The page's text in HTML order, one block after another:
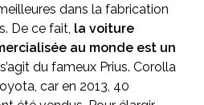
dans la fabrication
De ce fait, la voiture
au monde est un
s’agit du fameux Prius. Corolla
car en 2013, 40